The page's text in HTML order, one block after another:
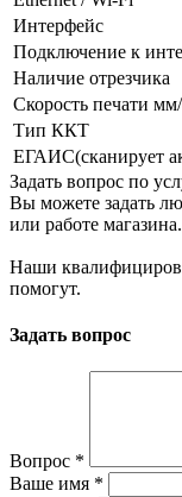
Интерфейс
Подключение к
Наличие отрезчика
Скорость печати
Тип ККТ
ЕГАИС(сканирует
Задать вопрос по
Вы можете задать
или работе магазина.
Наши
помогут.
Задать вопрос
Вопрос *
Ваше имя *